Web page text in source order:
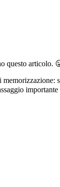
questo articolo.